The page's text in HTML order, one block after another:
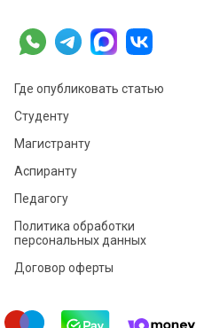
Где опубликовать статью
Студенту
Магистранту
Аспиранту
Педагогу
Политика обработки
персональных данных
Договор оферты